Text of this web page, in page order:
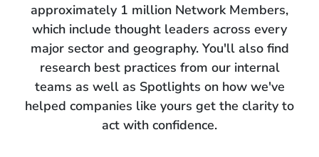
approximately 1 million Network Members,
which include thought leaders across every
major sector and geography. You'll also find
research best practices from our internal
teams as well as Spotlights on how we've
helped companies like yours get the clarity to
act with confidence.